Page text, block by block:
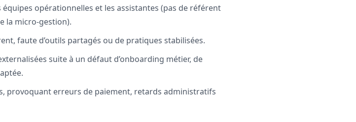
opérationnelles et les assistantes (pas de référent
la micro-gestion).
faute d’outils partagés ou de pratiques stabilisées.
suite à un défaut d’onboarding métier, de
provoquant erreurs de paiement, retards administratifs